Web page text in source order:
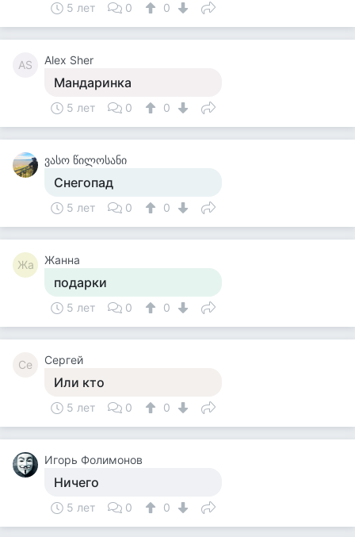
5 лет 0 0
AS Alex Sher
Мандаринка
5 лет 0 0
ვასო წილოსანი
Снегопад
5 лет 0 0
Жа Жанна
подарки
5 лет 0 0
Се Сергей
Или кто
5 лет 0 0
Игорь Фолимонов
Ничего
5 лет 0 0